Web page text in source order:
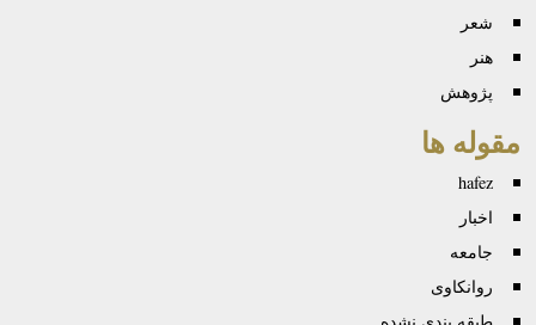
شعر
هنر
پژوهش
مقوله ها
hafez
اخبار
جامعه
روانكاوی